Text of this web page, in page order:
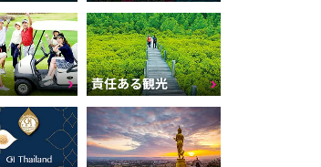
責任ある観光